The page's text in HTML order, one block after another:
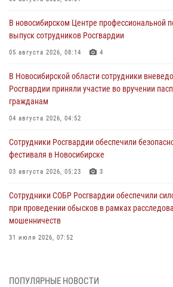
В новосибирском Центре профессиональной
выпуск сотрудников Росгвардии
05 августа 2026, 08:14 4
В Новосибирской области сотрудники
Росгвардии приняли участие во вручении
гражданам
04 августа 2026, 04:52
Сотрудники Росгвардии обеспечили
фестиваля в Новосибирске
03 августа 2026, 05:23 3
Сотрудники СОБР Росгвардии обеспечили
при проведении обысков в рамках
мошенничеств
31 июля 2026, 07:52
ПОПУЛЯРНЫЕ НОВОСТИ